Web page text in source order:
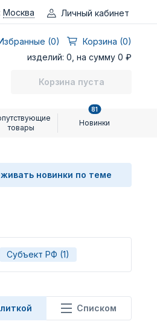
Москва Личный кабинет
(0)
Корзина (0)
изделий: 0, на сумму 0 ₽
Корзина пуста
товары
Новинки
81
новинки по теме
Субъект РФ (1)
Списком